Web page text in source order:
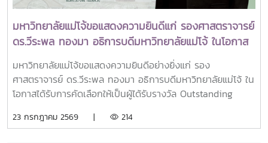
มหาวิทยาลัยแม่โจ้ขอแสดงความยินดีแก่ รองศาสตราจารย์
ดร.วีระพล ทองมา อธิการบดีมหาวิทยาลัยแม่โจ้ ในโอกาส
ได้รับรางวัล Outstanding SEARCA Scholarship
Alumni (OSSA) Awards 2026
มหาวิทยาลัยแม่โจ้ขอแสดงความยินดีอย่างยิ่งแก่ รอง
ศาสตราจารย์ ดร.วีระพล ทองมา อธิการบดีมหาวิทยาลัยแม่โจ้ ใน
โอกาสได้รับการคัดเลือกให้เป็นผู้ได้รับรางวัล Outstanding
ศูนย์ภูมิภาคเอเชียตะวันออกเฉียงใต้ว่าด้วยบัณฑิตศึกษาและการ
23 กรกฎาคม 2569 | 214